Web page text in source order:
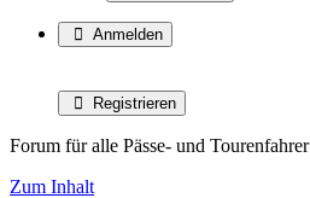
Anmelden
Registrieren
Forum für alle Pässe- und Tourenfahrer
Zum Inhalt